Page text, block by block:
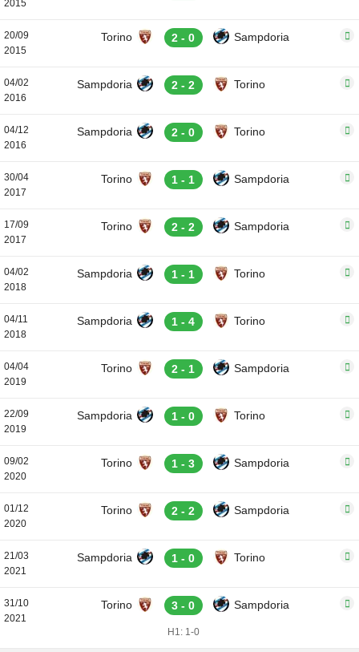
2015
20/09
2015
Torino 2 - 0 Sampdoria
04/02
2016
Sampdoria 2 - 2 Torino
04/12
2016
Sampdoria 2 - 0 Torino
30/04
2017
Torino 1 - 1 Sampdoria
17/09
2017
Torino 2 - 2 Sampdoria
04/02
2018
Sampdoria 1 - 1 Torino
04/11
2018
Sampdoria 1 - 4 Torino
04/04
2019
Torino 2 - 1 Sampdoria
22/09
2019
Sampdoria 1 - 0 Torino
09/02
2020
Torino 1 - 3 Sampdoria
01/12
2020
Torino 2 - 2 Sampdoria
21/03
2021
Sampdoria 1 - 0 Torino
31/10
2021
Torino 3 - 0 Sampdoria
H1: 1-0